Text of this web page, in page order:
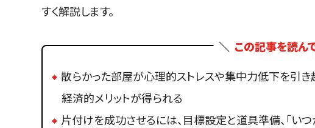
すく解説します。
この記事を読ん
散らかった部屋が心理的ストレスや集中力低下を引
経済的メリットが得られる
片付けを成功させるには、目標設定と道具準備、「い